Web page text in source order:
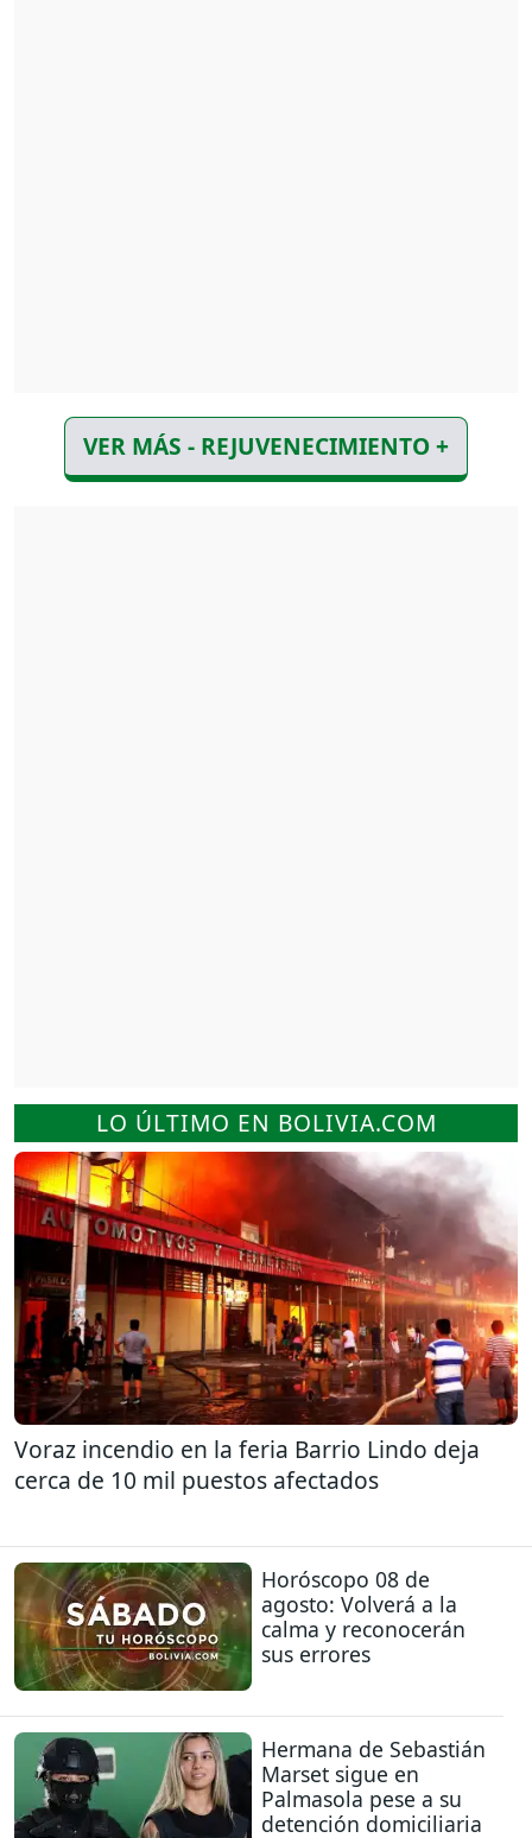
VER MÁS - REJUVENECIMIENTO +
LO ÚLTIMO EN BOLIVIA.COM
Voraz incendio en la feria Barrio Lindo deja
cerca de 10 mil puestos afectados
Horóscopo 08 de
agosto: Volverá a la
calma y reconocerán
sus errores
Hermana de Sebastián
Marset sigue en
Palmasola pese a su
detención domiciliaria